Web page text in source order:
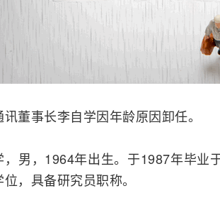
董事长李自学因年龄原因卸任。
，男，1964年出生。于1987年毕业
，具备研究员职称。